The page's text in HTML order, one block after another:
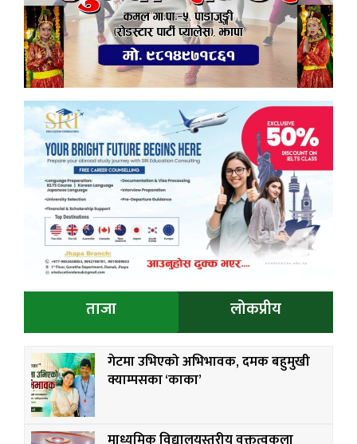
ताजा लोकप्रीय
गेटमा उभिएको अभिभावक, दमक बहुमुखी
क्याम्पसका ‘काका’